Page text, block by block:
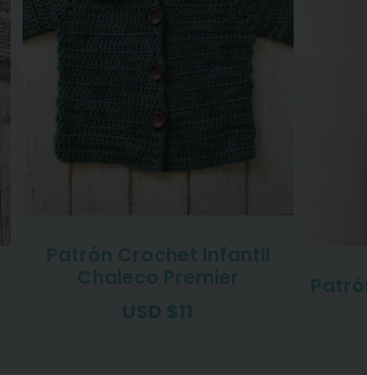
Patrón Crochet Infantil
Chaleco Premier
USD $11